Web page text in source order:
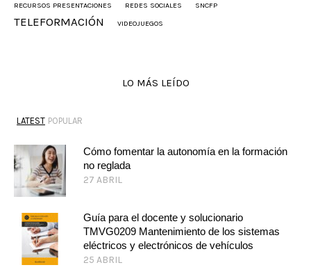
RECURSOS PRESENTACIONES
REDES SOCIALES SNCFP
TELEFORMACIÓN VIDEOJUEGOS
LO MÁS LEÍDO
LATEST POPULAR
Cómo fomentar la autonomía en la formación
no reglada
27 ABRIL
Guía para el docente y solucionario
TMVG0209 Mantenimiento de los sistemas
eléctricos y electrónicos de vehículos
25 ABRIL